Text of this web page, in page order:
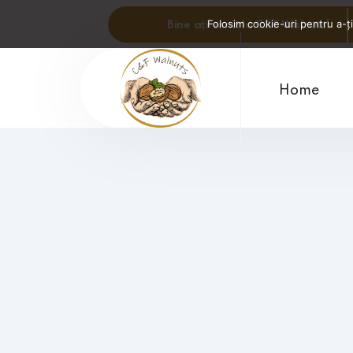
Bine ați venit la C&F Walnuts!
Home
Folosim cookie-uri pentru a-